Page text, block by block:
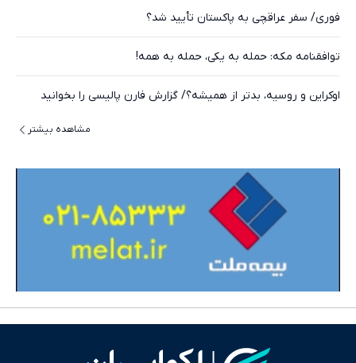
فوری/ سفر عراقچی به پاکستان تأیید شد؟
توافقنامه مکه: حمله به یکی، حمله به همه!
اوکراین و روسیه، بدتر از همیشه؟/ گزارش فارن پالیسی را بخوانید
مشاهده بیشتر